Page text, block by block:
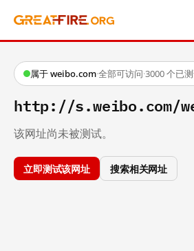
属于 weibo.com·全部可访问·3000 个已
http://s.weibo.com/
该网址尚未被测试。
立即测试该网址 搜索相关网址